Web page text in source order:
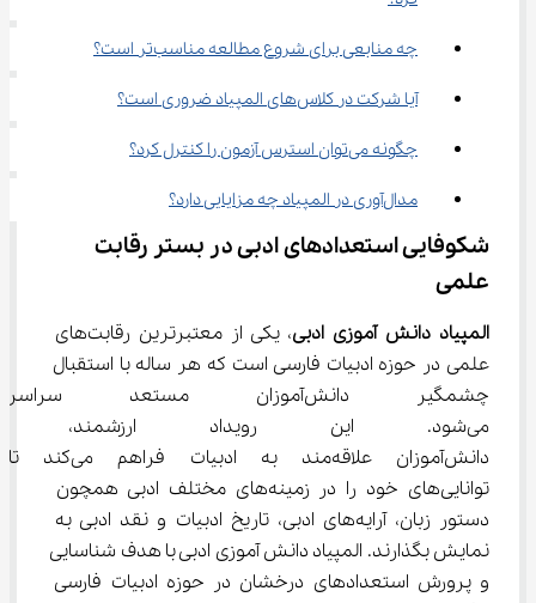
چه منابعی برای شروع مطالعه مناسب‌تر است؟
آیا شرکت در کلاس‌های المپیاد ضروری است؟
چگونه می‌توان استرس آزمون را کنترل کرد؟
مدال‌آوری در المپیاد چه مزایایی دارد؟
شکوفایی استعدادهای ادبی در بستر رقابت
علمی
المپیاد دانش آموزی ادبی
، یکی از معتبرترین رقابت‌های
علمی در حوزه ادبیات فارسی است که هر ساله با استقبال
چشمگیر دانش‌آموزان
می‌شود. این رویداد ارزشمند،
دانش‌آموزان علاقه‌مند به ادبیات فراهم می‌کند تا
توانایی‌های خود را در زمینه‌های مختلف ادبی همچون
دستور زبان، آرایه‌های ادبی، تاریخ ادبیات و نقد ادبی به
نمایش بگذارند. المپیاد دانش آموزی ادبی با هدف شناسایی
و پرورش استعدادهای درخشان در حوزه ادبیات فارسی